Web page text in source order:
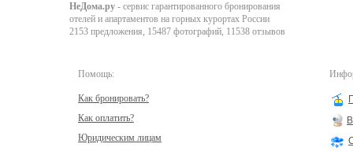
НеДома.ру - сервис гарантированного бронирования
отелей и апартаментов на горных курортах России
2153 предложения, 15487 фотографий, 11538 отзывов
Помощь:
Как бронировать?
Как оплатить?
Юридическим лицам